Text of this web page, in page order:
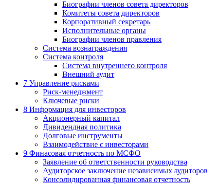
Биографии членов совета директоров
Комитеты совета директоров
Корпоративный секретарь
Исполнительные органы
Биографии членов правления
Система вознаграждения
Система контроля
Система внутреннего контроля
Внешний аудит
7 Управление рисками
Риск-менеджмент
Ключевые риски
8 Информация для инвесторов
Акционерный капитал
Дивидендная политика
Долговые инструменты
Взаимодействие с инвеcторами
9 Финасовая отчетность по МСФО
Заявление об ответственности руководства
Аудиторское заключение независимых аудиторов
Консолидированная финансовая отчетность